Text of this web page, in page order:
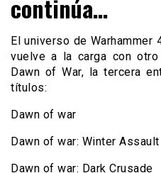
continúa…
El universo de Warhammer
vuelve a la carga con
Dawn of War, la tercera
títulos:
Dawn of war
Dawn of war: Winter Assault
Dawn of war: Dark Crusade